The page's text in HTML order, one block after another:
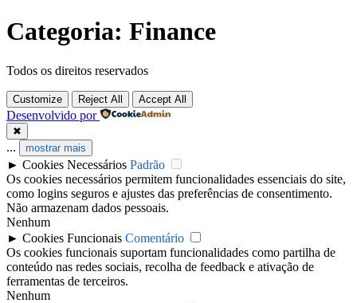
Pular
para
conteúdo
Categoria: Finance
Todos os direitos reservados
Customize Reject All Accept All
Desenvolvido por
✖
... mostrar mais
► Cookies Necessários Padrão
Os cookies necessários permitem funcionalidades essenciais do site,
como logins seguros e ajustes das preferências de consentimento.
Não armazenam dados pessoais.
Nenhum
► Cookies Funcionais Comentário
Os cookies funcionais suportam funcionalidades como partilha de
conteúdo nas redes sociais, recolha de feedback e ativação de
ferramentas de terceiros.
Nenhum